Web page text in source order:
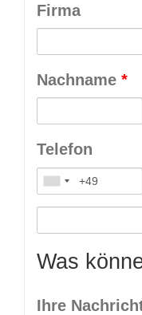
Firma
Nachname *
Telefon
Was
Ihre